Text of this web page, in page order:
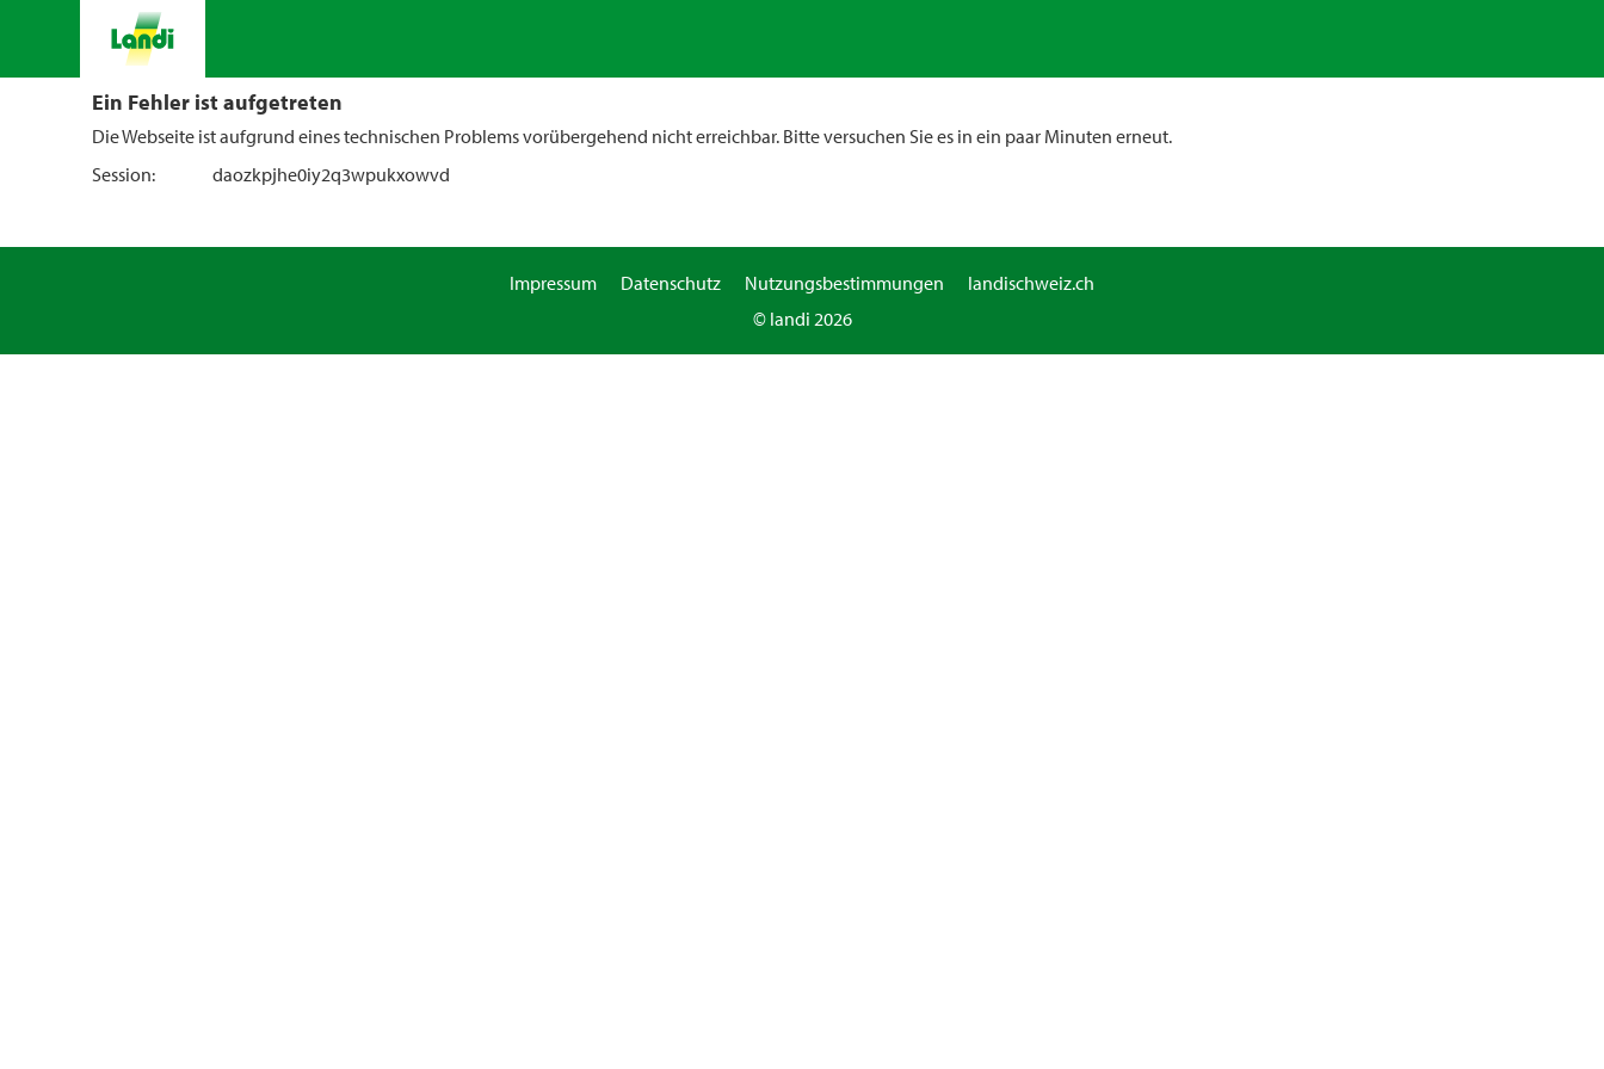
Ein Fehler ist aufgetreten
Die Webseite ist aufgrund eines technischen Problems vorübergehend nicht erreichbar. Bitte versuchen Sie es in ein paar Minuten erneut.
Session:
daozkpjhe0iy2q3wpukxowvd
Impressum Datenschutz Nutzungsbestimmungen
landischweiz.ch
© landi 2026